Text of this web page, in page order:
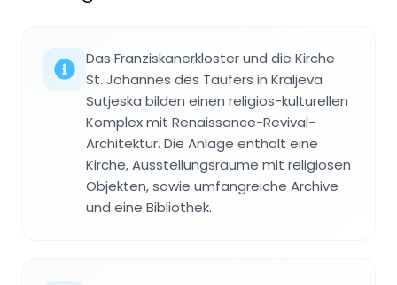
Das Franziskanerkloster und die Kirche
St. Johannes des Taufers in Kraljeva
Sutjeska bilden einen religios-kulturellen
Komplex mit Renaissance-Revival-
Architektur. Die Anlage enthalt eine
Kirche, Ausstellungsraume mit religiosen
Objekten, sowie umfangreiche Archive
und eine Bibliothek.